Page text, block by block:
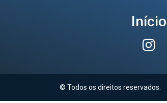
Início
© Todos os direitos reservados.